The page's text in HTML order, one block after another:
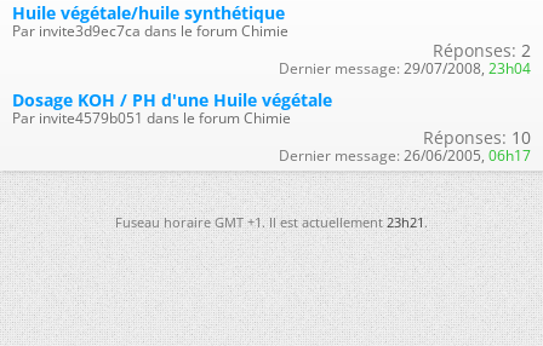
Huile végétale/huile synthétique
Par invite3d9ec7ca dans le forum Chimie
Réponses: 2
Dernier message: 29/07/2008, 23h04
Dosage KOH / PH d'une Huile végétale
Par invite4579b051 dans le forum Chimie
Réponses: 10
Dernier message: 26/06/2005, 06h17
Fuseau horaire GMT +1. Il est actuellement23h21.